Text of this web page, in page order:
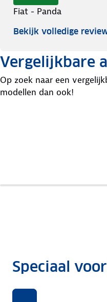
Fiat - Panda
Bekijk volledige
Vergelijkbare
Op zoek naar een
modellen dan ook!
Speciaal